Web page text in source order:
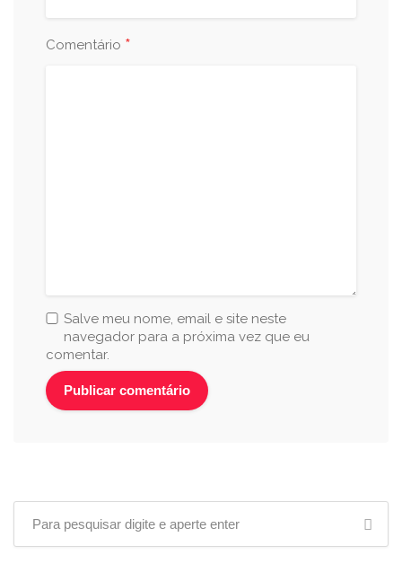
Comentário *
Salve meu nome, email e site neste
navegador para a próxima vez que eu
comentar.